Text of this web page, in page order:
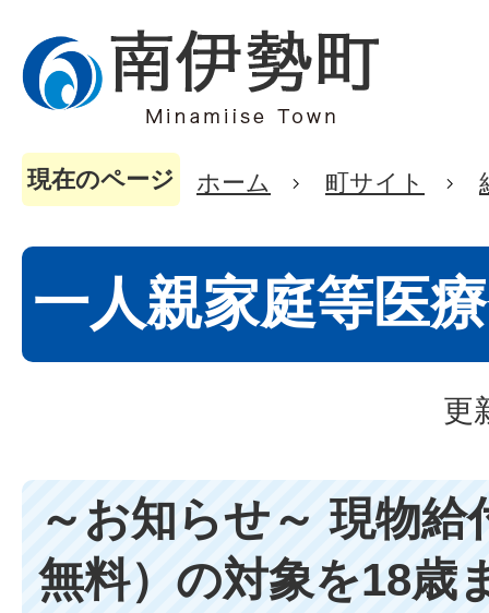
現在のページ ホーム 町サイト
一人親家庭等医
更
～お知らせ～ 現物給
無料）の対象を18歳